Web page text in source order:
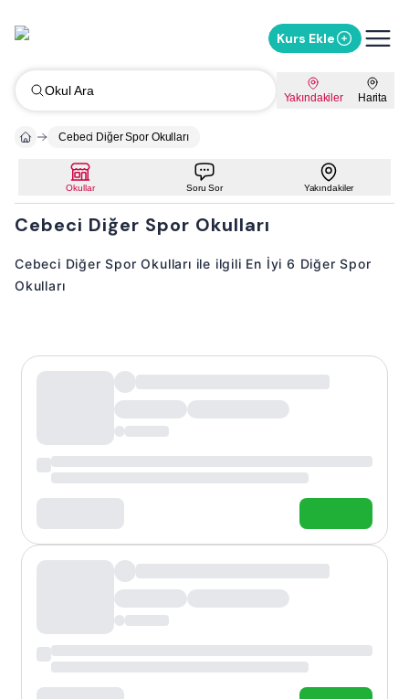
Kurs Ekle
Okul Ara Yakındakiler Harita
Cebeci Diğer Spor Okulları
Okullar Soru Sor Yakındakiler
Cebeci Diğer Spor Okulları
Cebeci Diğer Spor Okulları ile ilgili En İyi 6 Diğer Spor
Okulları